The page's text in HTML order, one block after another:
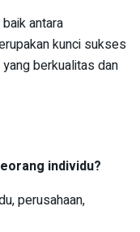
antara
kunci sukses
berkualitas dan
individu?
perusahaan,